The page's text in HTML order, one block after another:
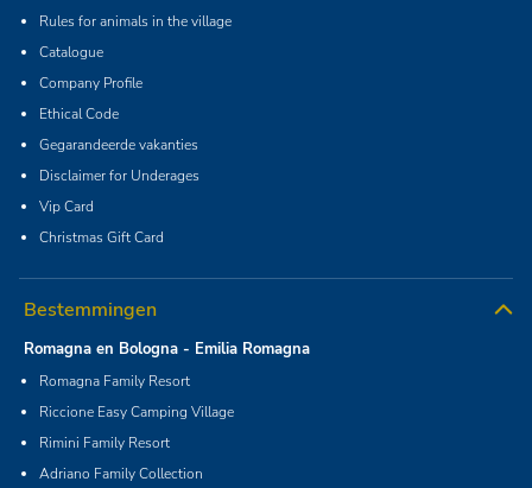
Rules for animals in the village
Catalogue
Company Profile
Ethical Code
Gegarandeerde vakanties
Disclaimer for Underages
Vip Card
Christmas Gift Card
Bestemmingen
Romagna en Bologna - Emilia Romagna
Romagna Family Resort
Riccione Easy Camping Village
Rimini Family Resort
Adriano Family Collection